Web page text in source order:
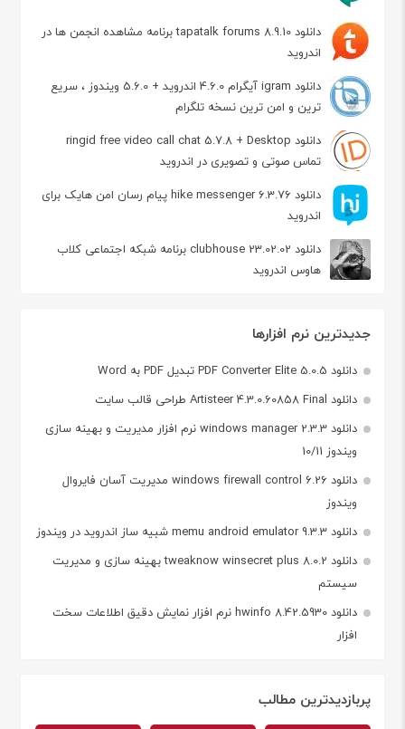
دانلود tapatalk forums 8.9.10 برنامه مشاهده انجمن ها در
اندروید
دانلود igram آیگرام 4.6.0 اندروید + 5.6.0 ویندوز ، سریع
ترین و امن ترین نسخه تلگرام
دانلود ringid free video call chat 5.7.8 + Desktop
تماس صوتی و تصویری در اندروید
دانلود hike messenger 6.3.76 پیام‌ رسان‌ امن هایک برای
اندروید
دانلود clubhouse 23.02.02 برنامه شبکه اجتماعی کلاب
هاوس اندروید
جدیدترین نرم افزارها
دانلود PDF Converter Elite 5.0.5 تبدیل PDF به Word
دانلود Artisteer 4.3.0.60858 Final طراحی قالب سایت
دانلود windows manager 2.3.3 نرم افزار مدیریت و بهینه سازی
ویندوز 10/11
دانلود windows firewall control 6.26 مدیریت آسان فایروال
ویندوز
دانلود memu android emulator 9.3.3 شبیه ساز اندروید در ویندوز
دانلود tweaknow winsecret plus 8.0.2 بهینه سازی و مدیریت
سیستم
دانلود hwinfo 8.42.5930 نرم افزار نمایش دقیق اطلاعات سخت
افزار
پربازدیدترین مطالب